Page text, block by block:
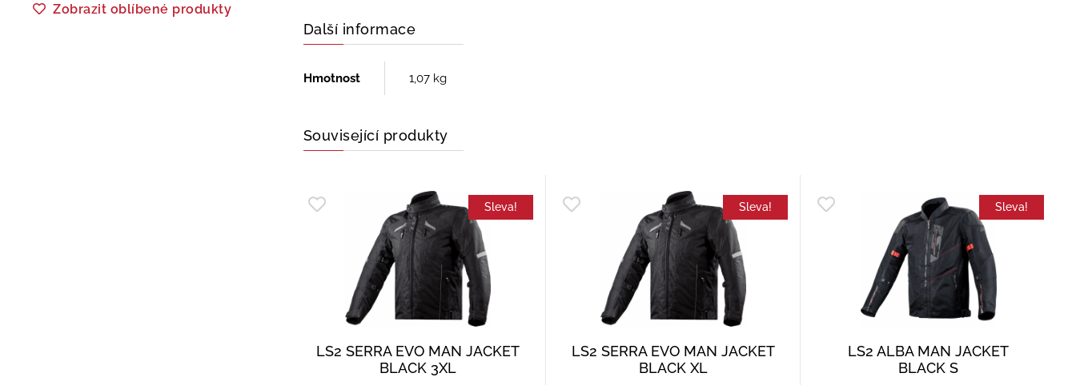
Zobrazit oblíbené produkty
Další informace
Hmotnost 1,07 kg
Související produkty
Sleva!
LS2 SERRA EVO MAN JACKET
BLACK 3XL
Sleva!
LS2 SERRA EVO MAN JACKET
BLACK XL
Sleva!
LS2 ALBA MAN JACKET
BLACK S